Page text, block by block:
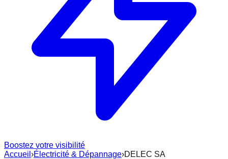
Boostez votre visibilité
Accueil ›Électricité & Dépannage›DELEC SA